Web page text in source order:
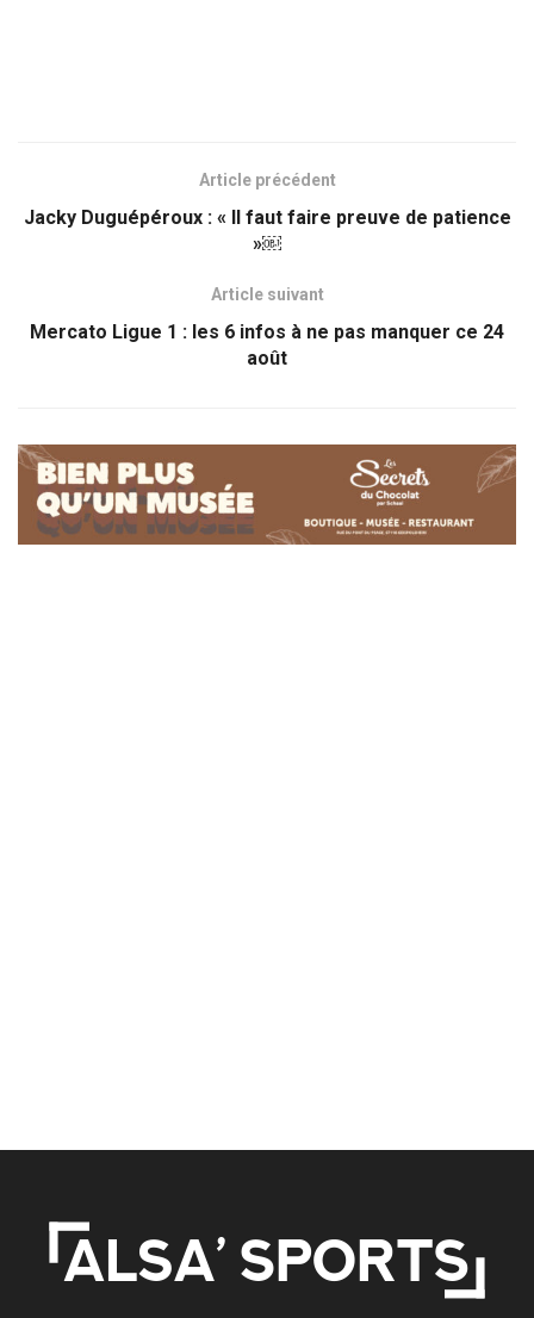
Article précédent
Jacky Duguépéroux : « Il faut faire preuve de patience
»￼
Article suivant
Mercato Ligue 1 : les 6 infos à ne pas manquer ce 24
août